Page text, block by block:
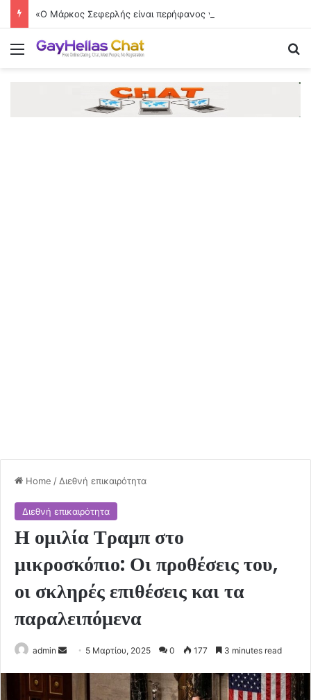
Menu
Home / Διεθνή επικαιρότητα
Διεθνή επικαιρότητα
Η ομιλία Τραμπ στο
μικροσκόπιο: Οι προθέσεις του,
οι σκληρές επιθέσεις και τα
παραλειπόμενα
admin
Send 5 Μαρτίου, 2025 0 177 3 minutes read